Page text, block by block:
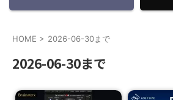
HOME > 2026-06-30まで
2026-06-30まで